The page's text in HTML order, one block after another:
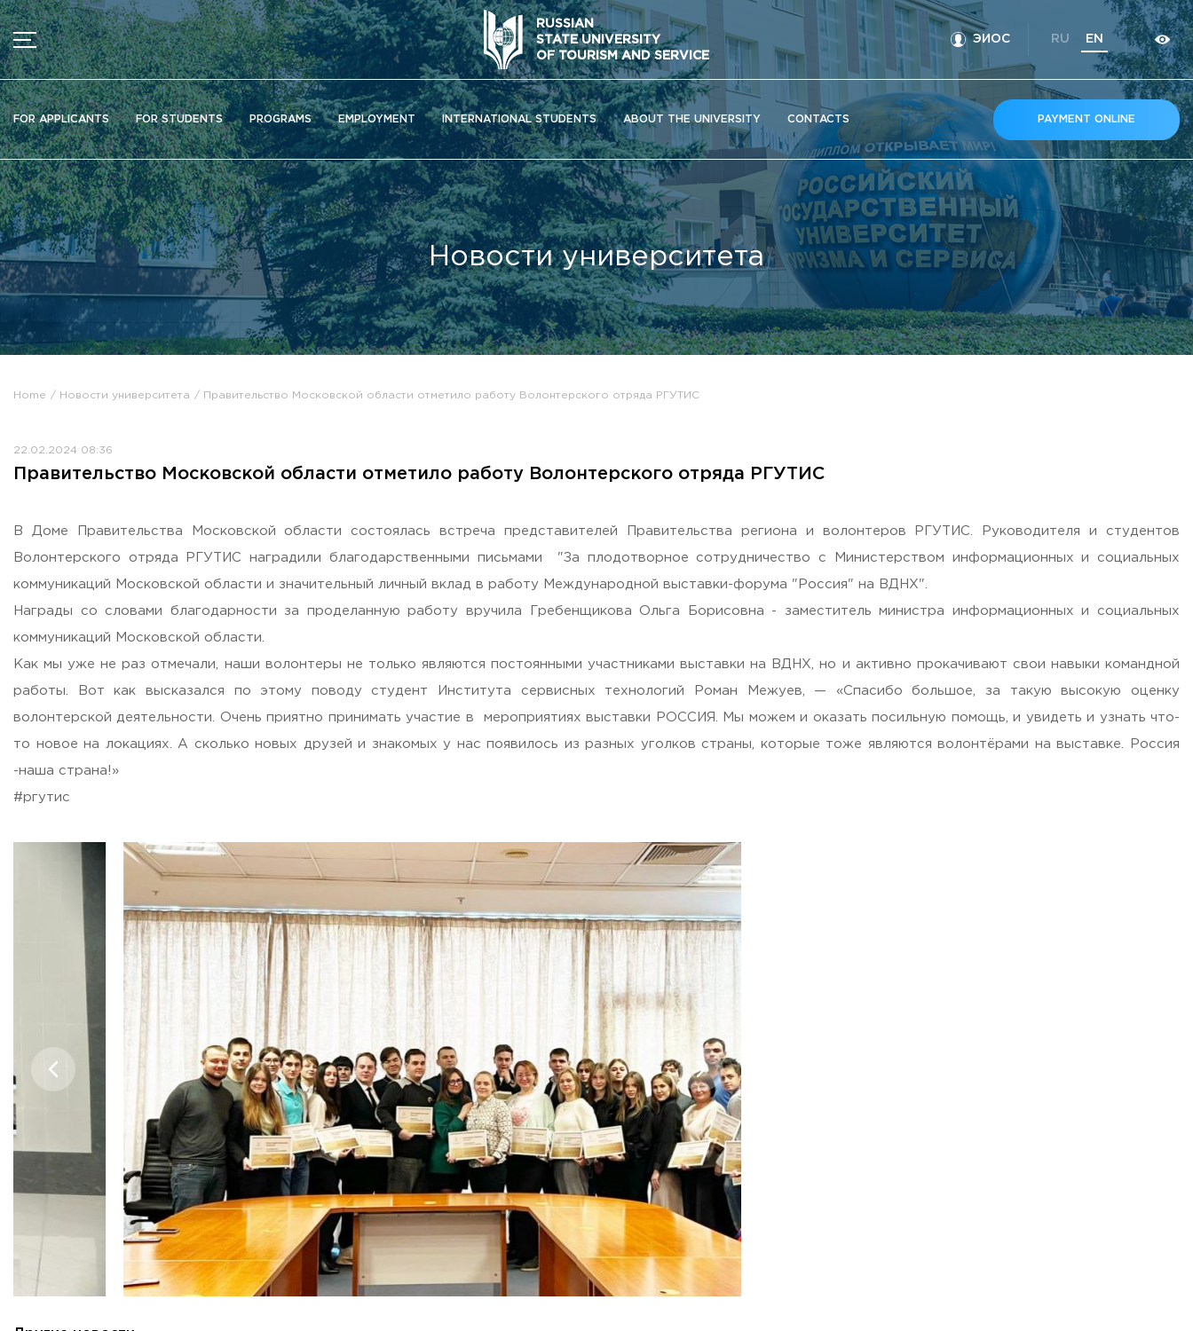
RUSSIAN
STATE UNIVERSITY
OF TOURISM AND SERVICE
ЭИОС RU EN
FOR APPLICANTS FOR STUDENTS PROGRAMS EMPLOYMENT INTERNATIONAL STUDENTS ABOUT THE UNIVERSITY CONTACTS PAYMENT ONLINE
MENU
News
Ads
Documents
Information about educational organization
Officially about admission
Scientific activity
Higher schools / Institutes / Departments
Additional education
Федеральный ресурсный центр
Вакантные места для приема (перевода)
Housing and utilities
Визово-регистрационное сопровождение иностранных граждан
Партнерские проекты
Olympiads
Политика доступа, авторских прав и лицензирования
99 Glavnaya Street, dp.Cherkizovo, Urban district Pushkinsky, Moscow region, 141221
+7 (495) 940 83 58
Новости университета
Home Новости университета Правительство Московской области отметило работу Волонтерского отряда РГУТИС
22.02.2024 08:36
Правительство Московской области отметило работу Волонтерского отряда РГУТИС
В Доме Правительства Московской области состоялась встреча представителей Правительства региона и волонтеров РГУТИС. Руководителя и студентов
Волонтерского отряда РГУТИС наградили благодарственными письмами "За плодотворное сотрудничество с Министерством информационных и социальных
коммуникаций Московской области и значительный личный вклад в работу Международной выставки-форума "Россия" на ВДНХ".
Награды со словами благодарности за проделанную работу вручила Гребенщикова Ольга Борисовна - заместитель министра информационных и социальных
коммуникаций Московской области.
Как мы уже не раз отмечали, наши волонтеры не только являются постоянными участниками выставки на ВДНХ, но и активно прокачивают свои навыки командной
работы. Вот как высказался по этому поводу студент Института сервисных технологий Роман Межуев, — «Спасибо большое, за такую высокую оценку
волонтерской деятельности. Очень приятно принимать участие в мероприятиях выставки РОССИЯ. Мы можем и оказать посильную помощь, и увидеть и узнать что-
то новое на локациях. А сколько новых друзей и знакомых у нас появилось из разных уголков страны, которые тоже являются волонтёрами на выставке. Россия
-наша страна!»
#ргутис